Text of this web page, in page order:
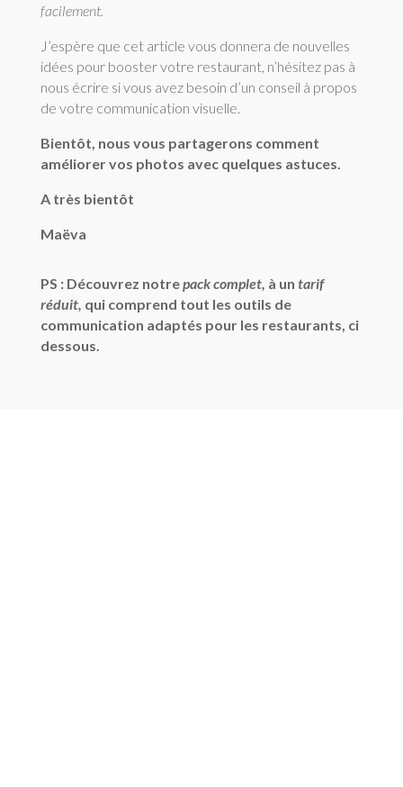
facilement.
J’espère que cet article vous donnera de nouvelles
idées pour booster votre restaurant, n’hésitez pas à
nous écrire si vous avez besoin d’un conseil à propos
de votre communication visuelle.
Bientôt, nous vous partagerons comment
améliorer vos photos avec quelques astuces.
A très bientôt
Maëva
PS : Découvrez notrepack complet, à un tarif
réduit, qui comprend tout les outils de
communication adaptés pour les restaurants, ci
dessous.